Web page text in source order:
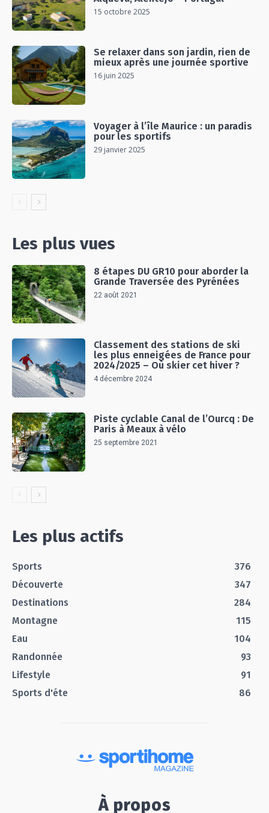
15 octobre 2025
Se relaxer dans son jardin, rien de
mieux après une journée sportive
16 juin 2025
Voyager à l’île Maurice : un paradis
pour les sportifs
29 janvier 2025
Les plus vues
8 étapes DU GR10 pour aborder la
Grande Traversée des Pyrénées
22 août 2021
Classement des stations de ski
les plus enneigées de France pour
2024/2025 – Où skier cet hiver ?
4 décembre 2024
Piste cyclable Canal de l’Ourcq : De
Paris à Meaux à vélo
25 septembre 2021
Les plus actifs
Sports
376
Découverte
347
Destinations
284
Montagne
115
Eau
104
Randonnée
93
Lifestyle
91
Sports d'éte
86
À propos